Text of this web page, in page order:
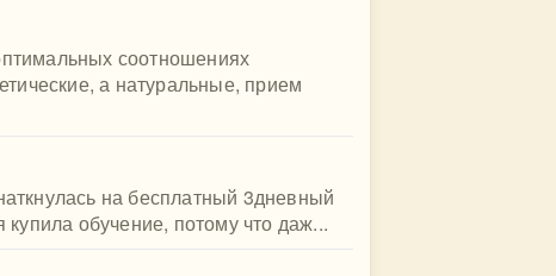
соотношениях
а натуральные, прием
на бесплатный 3дневный
обучение, потому что даж...